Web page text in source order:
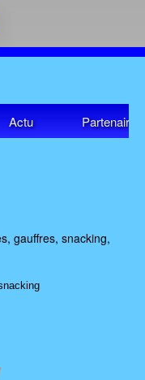
Actu Partenaires
gauffres, snacking,